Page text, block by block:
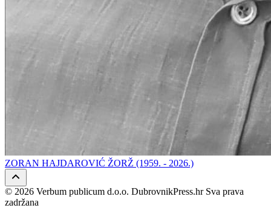
ZORAN HAJDAROVIĆ ŽORŽ (1959. - 2026.)
© 2026 Verbum publicum d.o.o. DubrovnikPress.hr Sva prava
zadržana